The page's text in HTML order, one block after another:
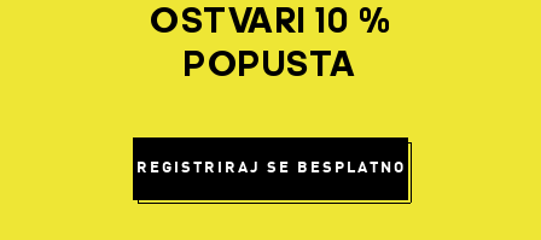
OSTVARI 10 %
POPUSTA
REGISTRIRAJ SE BESPLATNO